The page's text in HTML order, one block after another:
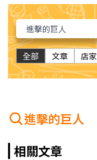
全部 文章 店家
進擊的巨人
相關文章